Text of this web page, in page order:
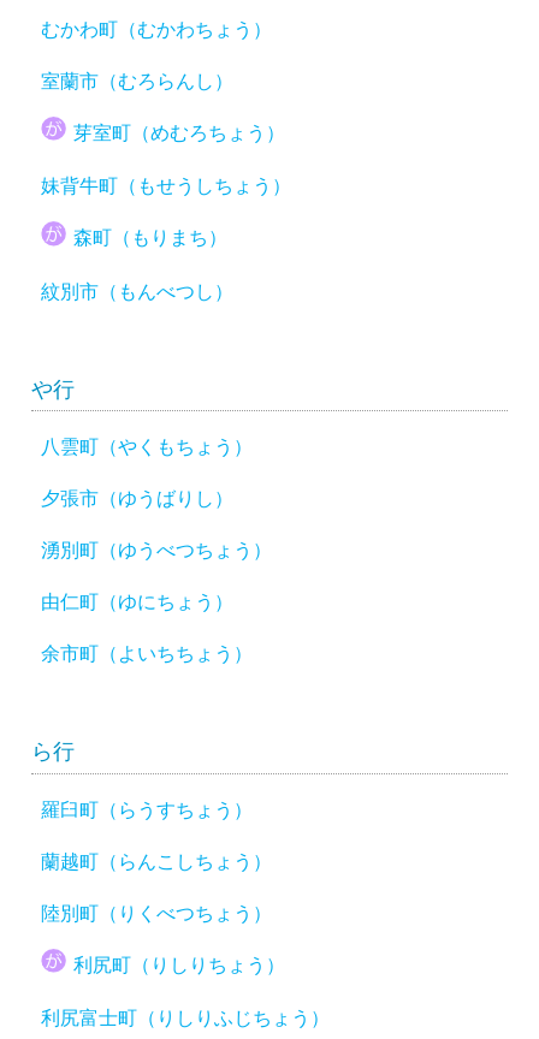
むかわ町（むかわちょう）
室蘭市（むろらんし）
芽室町（めむろちょう）
妹背牛町（もせうしちょう）
森町（もりまち）
紋別市（もんべつし）
や行
八雲町（やくもちょう）
夕張市（ゆうばりし）
湧別町（ゆうべつちょう）
由仁町（ゆにちょう）
余市町（よいちちょう）
ら行
羅臼町（らうすちょう）
蘭越町（らんこしちょう）
陸別町（りくべつちょう）
利尻町（りしりちょう）
利尻富士町（りしりふじちょう）